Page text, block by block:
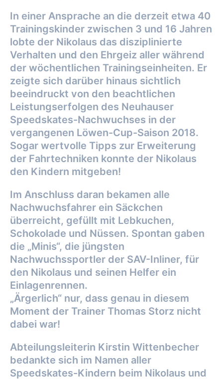
In einer Ansprache an die derzeit etwa 40
Trainingskinder zwischen 3 und 16 Jahren
lobte der Nikolaus das disziplinierte
Verhalten und den Ehrgeiz aller während
der wöchentlichen Trainingseinheiten. Er
zeigte sich darüber hinaus sichtlich
beeindruckt von den beachtlichen
Leistungserfolgen des Neuhauser
Speedskates-Nachwuchses in der
vergangenen Löwen-Cup-Saison 2018.
Sogar wertvolle Tipps zur Erweiterung
der Fahrtechniken konnte der Nikolaus
den Kindern mitgeben!
Im Anschluss daran bekamen alle
Nachwuchsfahrer ein Säckchen
überreicht, gefüllt mit Lebkuchen,
Schokolade und Nüssen. Spontan gaben
die „Minis“, die jüngsten
Nachwuchssportler der SAV-Inliner, für
den Nikolaus und seinen Helfer ein
Einlagenrennen.
„Ärgerlich“ nur, dass genau in diesem
Moment der Trainer Thomas Storz nicht
dabei war!
Abteilungsleiterin Kirstin Wittenbecher
bedankte sich im Namen aller
Speedskates-Kindern beim Nikolaus und